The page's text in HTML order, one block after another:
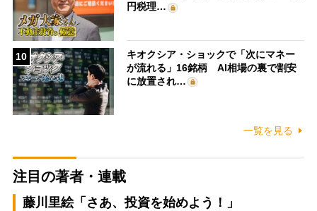
円税理…
10
キオクシア・ショックで「次にマネー
が流れる」16銘柄 AI相場の裏で割安
に放置され…
一覧を見る
注目の著者・連載
藤川里絵「さあ、投資を始めよう！」